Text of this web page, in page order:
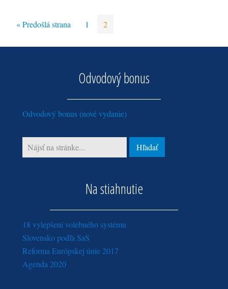
« Predošlá strana 1 2
Odvodový bonus
Odvodový bonus (nové vydanie)
Na stiahnutie
18 vylepšení volebného systému
Slovensko podľa SaS
Reforma Európskej únie 2017
Agenda 2020